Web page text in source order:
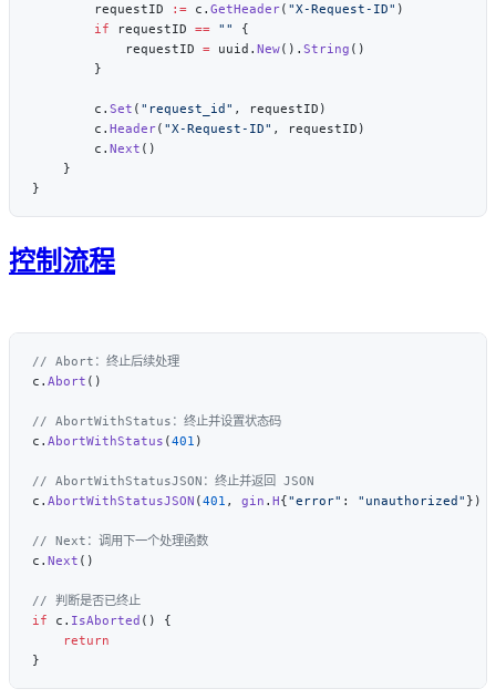
        requestID
:= c. GetHeader( "X-Request-ID"
        if
requestID == ""
            requestID
= uuid. New(). String
        c.
Set ( "request_id"
        c.
Header( "X-Request-ID"
        c.
Next
控制流程
c. Abort
c. AbortWithStatus (401
c. AbortWithStatusJSON (401 , gin . H{"error" : "unauthorized"
c. Next
if c. IsAborted